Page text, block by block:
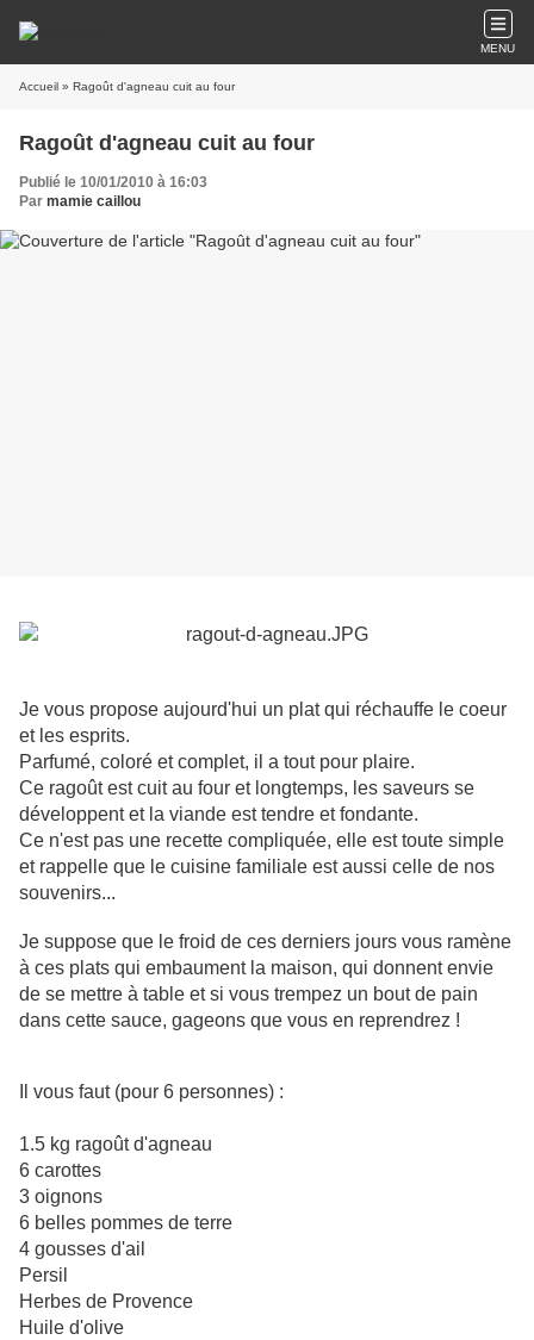
MENU
Accueil » Ragoût d'agneau cuit au four
Ragoût d'agneau cuit au four
Publié le 10/01/2010 à 16:03
Par mamie caillou
Je vous propose aujourd'hui un plat qui réchauffe le coeur
et les esprits.
Parfumé, coloré et complet, il a tout pour plaire.
Ce ragoût est cuit au four et longtemps, les saveurs se
développent et la viande est tendre et fondante.
Ce n'est pas une recette compliquée, elle est toute simple
et rappelle que le cuisine familiale est aussi celle de nos
souvenirs...
Je suppose que le froid de ces derniers jours vous ramène
à ces plats qui embaument la maison, qui donnent envie
de se mettre à table et si vous trempez un bout de pain
dans cette sauce, gageons que vous en reprendrez !
Il vous faut (pour 6 personnes) :
1.5 kg ragoût d'agneau
6 carottes
3 oignons
6 belles pommes de terre
4 gousses d'ail
Persil
Herbes de Provence
Huile d'olive